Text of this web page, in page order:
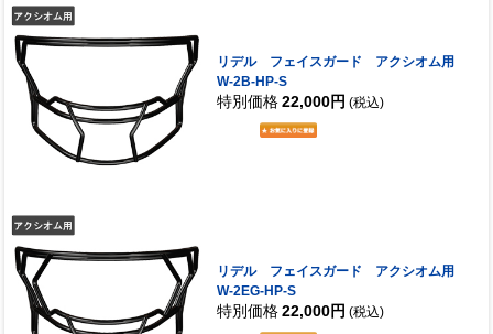
リデル フェイスガード アクシオム用
W-2B-HP-S
特別価格 22,000円 (税込)
リデル フェイスガード アクシオム用
W-2EG-HP-S
特別価格 22,000円 (税込)